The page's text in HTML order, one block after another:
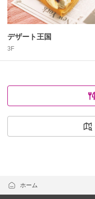
デザート王国
3F
ホーム